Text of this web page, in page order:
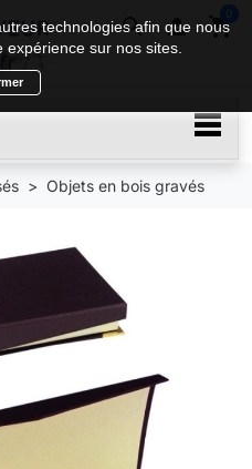
search  shopping_cart
0
Objets en bois gravés
technologies afin que nous
sur nos sites.